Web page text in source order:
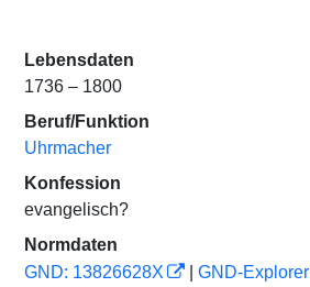
Lebensdaten
1736 – 1800
Beruf/Funktion
Uhrmacher
Konfession
evangelisch?
Normdaten
GND: 13826628X
GND-Explorer